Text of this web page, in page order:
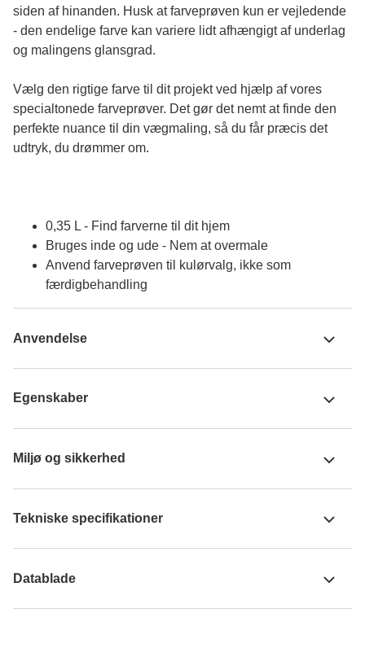
siden af hinanden. Husk at farveprøven kun er vejledende
- den endelige farve kan variere lidt afhængigt af underlag
og malingens glansgrad.
Vælg den rigtige farve til dit projekt ved hjælp af vores
specialtonede farveprøver. Det gør det nemt at finde den
perfekte nuance til din vægmaling, så du får præcis det
udtryk, du drømmer om.
0,35 L - Find farverne til dit hjem
Bruges inde og ude - Nem at overmale
Anvend farveprøven til kulørvalg, ikke som
færdigbehandling
Anvendelse
Egenskaber
Miljø og sikkerhed
Tekniske specifikationer
Datablade